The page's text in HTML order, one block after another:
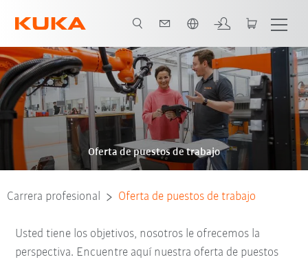
Oferta de puestos de trabajo
Carrera profesional Oferta de puestos de trabajo
Usted tiene los objetivos, nosotros le ofrecemos la
perspectiva. Encuentre aquí nuestra oferta de puestos